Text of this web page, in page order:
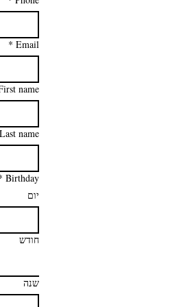
Email
*
name
Last name
Birthday
יום
חודש
שנה